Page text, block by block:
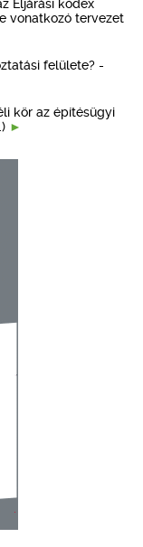
Eljárási kódex
vonatkozó tervezet
felülete? -
kör az építésügyi